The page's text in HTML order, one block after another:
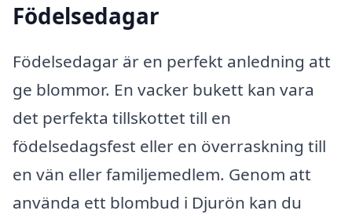
Födelsedagar
Födelsedagar är en perfekt anledning att
ge blommor. En vacker bukett kan vara
det perfekta tillskottet till en
födelsedagsfest eller en överraskning till
en vän eller familjemedlem. Genom att
använda ett blombud i Djurön kan du